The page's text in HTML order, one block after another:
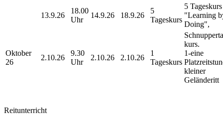
13.9.26
18.00
Uhr
14.9.26 18.9.26
5
Tageskurs
5 Tageskurs
"Learning
Doing",
Oktober
26
2.10.26
9.30
Uhr
2.10.26 2.10.26
1
Tageskurs
kurs.
1-eine
kleiner
Geländeritt
Reitunterricht